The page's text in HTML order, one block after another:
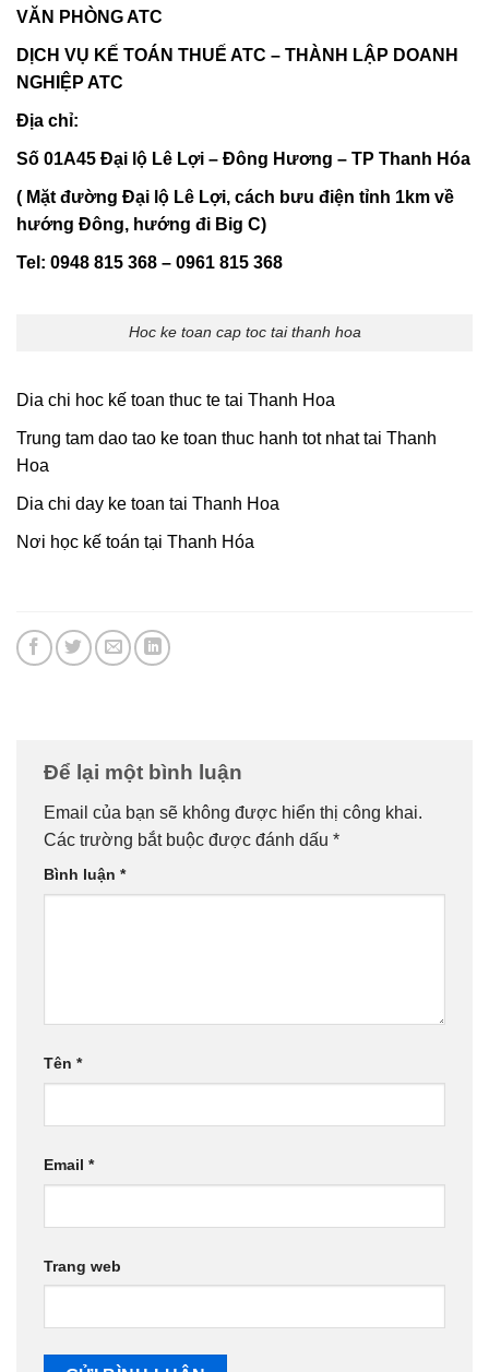
VĂN PHÒNG ATC
DỊCH VỤ KẾ TOÁN THUẾ ATC – THÀNH LẬP DOANH
NGHIỆP ATC
Địa chỉ:
Số 01A45 Đại lộ Lê Lợi – Đông Hương – TP Thanh Hóa
( Mặt đường Đại lộ Lê Lợi, cách bưu điện tỉnh 1km về
hướng Đông, hướng đi Big C)
Tel: 0948 815 368 – 0961 815 368
Hoc ke toan cap toc tai thanh hoa
Dia chi hoc kế toan thuc te tai Thanh Hoa
Trung tam dao tao ke toan thuc hanh tot nhat tai Thanh
Hoa
Dia chi day ke toan tai Thanh Hoa
Nơi học kế toán tại Thanh Hóa
Để lại một bình luận
Email của bạn sẽ không được hiển thị công khai.
Các trường bắt buộc được đánh dấu *
Bình luận *
Tên *
Email *
Trang web